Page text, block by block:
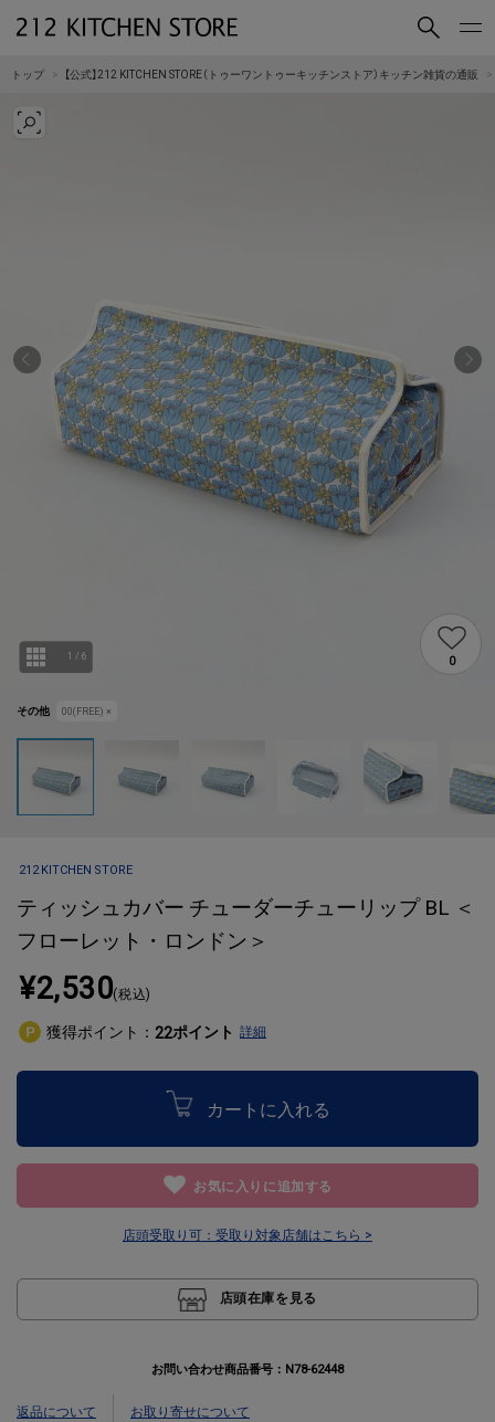
買いもの
Instagram Facebook Mail Magazine YouTube
LINE
トップ 【公式】212 KITCHEN STORE（トゥーワントゥーキッチンストア）キッチン雑貨の通販
その他 00(FREE) ×
1 / 6 0
212 KITCHEN STORE
ティッシュカバー チューダーチューリップ BL ＜
フローレット・ロンドン＞
¥2,530(税込)
獲得ポイント： 22ポイント 詳細
カートに入れる
お気に入りに追加する
店頭受取り可： 受取り対象店舗はこちら >
店頭在庫を見る
お問い合わせ商品番号： N78-62448
返品について お取り寄せについて